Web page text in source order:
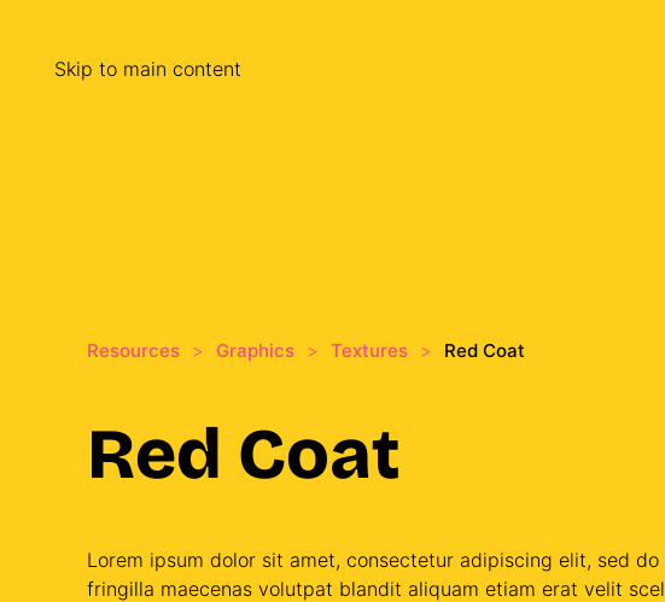
Skip to main content
Resources Graphics Textures Red Coat
Red Coat
Lorem ipsum dolor sit amet, consectetur adipiscing elit, sed
fringilla maecenas volutpat blandit aliquam etiam erat velit